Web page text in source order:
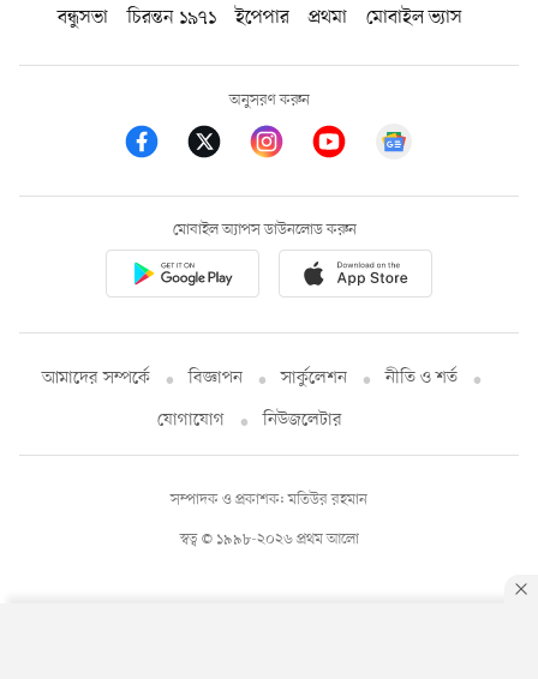
বন্ধুসভা
চিরন্তন ১৯৭১ ইপেপার প্রথমা মোবাইল ভ্যাস
অনুসরণ করুন
মোবাইল অ্যাপস ডাউনলোড করুন
আমাদের সম্পর্কে বিজ্ঞাপন সার্কুলেশন
নীতি ও শর্ত
যোগাযোগ
নিউজলেটার
স্বত্ব © ১৯৯৮-২০২৬ প্রথম আলো
সম্পাদক ও প্রকাশক: মতিউর রহমান